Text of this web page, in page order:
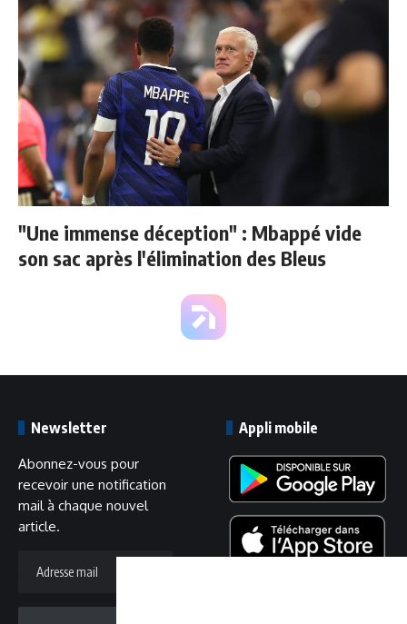
"Une immense déception" : Mbappé vide
son sac après l'élimination des Bleus
Newsletter
Abonnez-vous pour
recevoir une notification
mail à chaque nouvel
article.
mail
Appli mobile